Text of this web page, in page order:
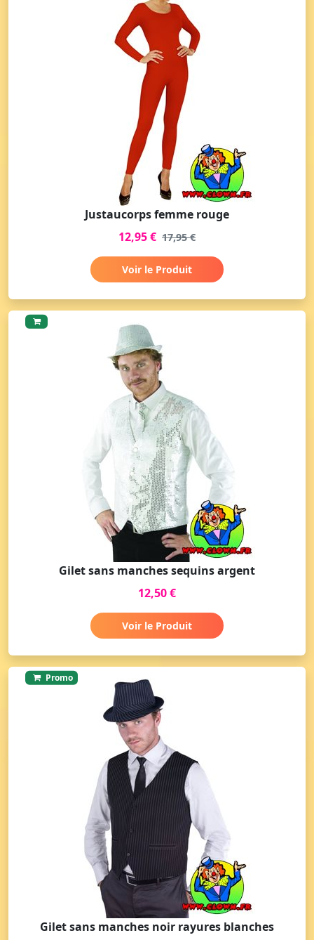
Justaucorps femme rouge
12,95 € 17,95 €
Voir le Produit
Gilet sans manches sequins argent
12,50 €
Voir le Produit
Promo
Gilet sans manches noir rayures blanches